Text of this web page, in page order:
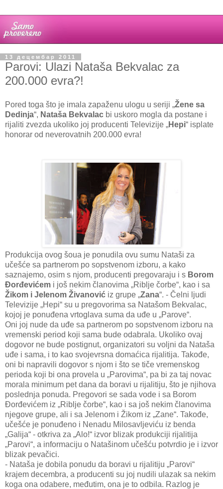
13 децембар 2011
Parovi: Ulazi Nataša Bekvalac za
200.000 evra?!
Pored toga što je imala zapaženu ulogu u seriji „Žene sa
Dedinja“, Nataša Bekvalac bi uskoro mogla da postane i
rijaliti zvezda ukoliko joj producenti Televizije „Hepi“ isplate
honorar od neverovatnih 200.000 evra!
Produkcija ovog šoua je ponudila ovu sumu Nataši za
učešće sa partnerom po sopstvenom izboru, a kako
saznajemo, osim s njom, producenti pregovaraju i s Borom
Đorđevićem i još nekim članovima „Riblje čorbe“, kao i sa
Žikom i Jelenom Živanović iz grupe „Zana“. - Čelni ljudi
Televizije „Hepi“ su u pregovorima sa Natašom Bekvalac,
kojoj je ponuđena vrtoglava suma da uđe u „Parove“.
Oni joj nude da uđe sa partnerom po sopstvenom izboru na
vremenski period koji sama bude odabrala. Ukoliko ovaj
dogovor ne bude postignut, organizatori su voljni da Nataša
uđe i sama, i to kao svojevrsna domaćica rijalitija. Takođe,
oni bi napravili dogovor s njom i što se tiče vremenskog
perioda koji bi ona provela u „Parovima“, pa bi za taj novac
morala minimum pet dana da boravi u rijalitiju, što je njihova
poslednja ponuda. Pregovori se sada vode i sa Borom
Đorđevićem iz „Riblje čorbe“, kao i sa još nekim članovima
njegove grupe, ali i sa Jelenom i Žikom iz „Zane“. Takođe,
učešće je ponuđeno i Nenadu Milosavljeviću iz benda
„Galija“ - otkriva za „Alo!“ izvor blizak produkciji rijalitija
„Parovi“, a informaciju o Natašinom učešću potvrdio je i izvor
blizak pevačici.
- Nataša je dobila ponudu da boravi u rijalitiju „Parovi“
krajem decembra, a producenti su joj nudili ulazak sa nekim
koga ona odabere, međutim, ona je to odbila. Razlog je